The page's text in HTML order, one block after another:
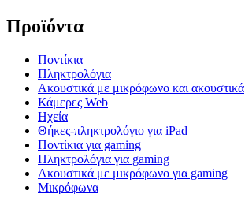
Προϊόντα
Ποντίκια
Πληκτρολόγια
Ακουστικά με μικρόφωνο και ακουστικά
Κάμερες Web
Ηχεία
Θήκες-πληκτρολόγιο για iPad
Ποντίκια για gaming
Πληκτρολόγια για gaming
Ακουστικά με μικρόφωνο για gaming
Μικρόφωνα